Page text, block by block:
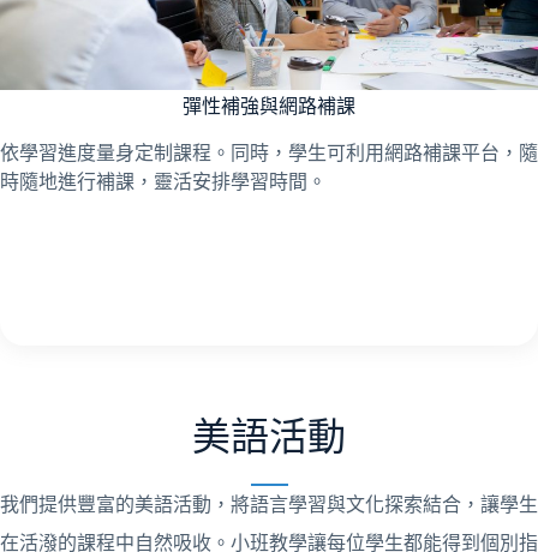
彈性補強與網路補課
依學習進度量身定制課程。同時，學生可利用網路補課平台，隨
時隨地進行補課，靈活安排學習時間。
美語活動
我們提供豐富的美語活動，將語言學習與文化探索結合，讓學生
在活潑的課程中自然吸收。小班教學讓每位學生都能得到個別指